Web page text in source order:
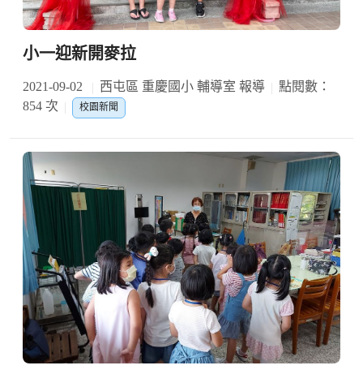
小一迎新開麥拉
2021-09-02 西屯區 重慶國小 輔導室 報導
點閱數：
854 次
校園新聞